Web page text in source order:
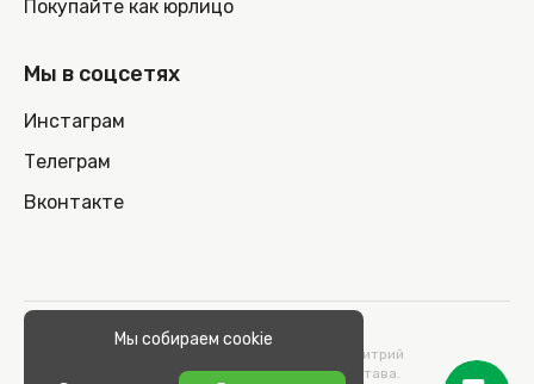
Покупайте как юрлицо
Мы в соцсетях
Инстаграм
Телеграм
Вконтакте
© 2026 100nout.by,
ООО «СТОНОУТБУКОВ» Директор Метельский Дмитрий
Константинович, действующий на основании Устава.
Мы собираем cookie